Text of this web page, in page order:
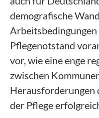
demografische
Arbeitsbedingungen
Pflegenotstand
vor, wie eine enge
zwischen
Herausforderungen
der Pflege